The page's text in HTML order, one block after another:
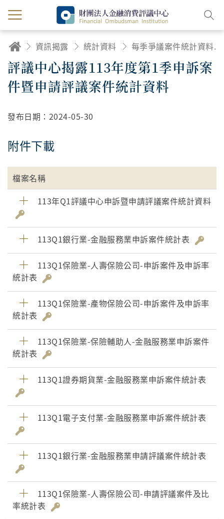
資訊揭露 統計資料 每季爭議案件統計資料及統計說明
評議中心揭露113年度第1季申訴案
件暨申請評議案件統計資料
發布日期： 2024-05-30
附件下載
檔案名稱
113年Q1評議中心申訴暨申請評議案件統計資料
113Q1銀行業-金融服務業申訴案件統計表
113Q1保險業-人壽保險公司-申訴案件及申訴率
統計表
113Q1保險業-產物保險公司-申訴案件及申訴率
統計表
113Q1保險業-保險輔助人-金融服務業申訴案件
統計表
113Q1證券期貨業-金融服務業申訴案件統計表
113Q1電子支付業-金融服務業申訴案件統計表
113Q1銀行業-金融服務業申請評議案件統計表
113Q1保險業-人壽保險公司-申請評議案件及比
率統計表